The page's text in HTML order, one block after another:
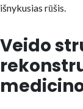
išnykusias rūšis.
Veido